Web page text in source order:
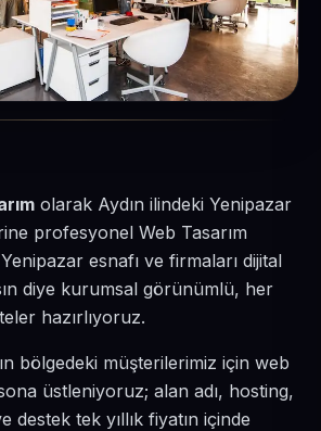
olarak Aydın ilindeki Yenipazar
profesyonel Web Tasarım
esnafı ve firmaları dijital
diye kurumsal görünümlü, her
hazırlıyoruz.
bölgedeki müşterilerimiz için web
üstleniyoruz; alan adı, hosting,
destek tek yıllık fiyatın içinde